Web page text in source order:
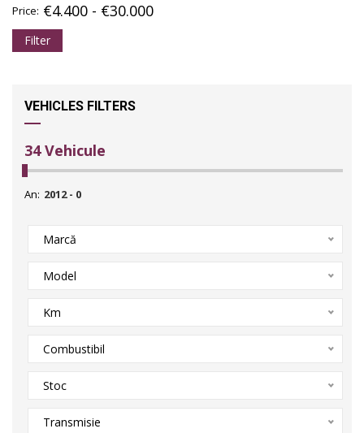
Price: €4.400 - €30.000
Filter
VEHICLES FILTERS
34 Vehicule
An:
Marcă
Model
Km
Combustibil
Stoc
Transmisie